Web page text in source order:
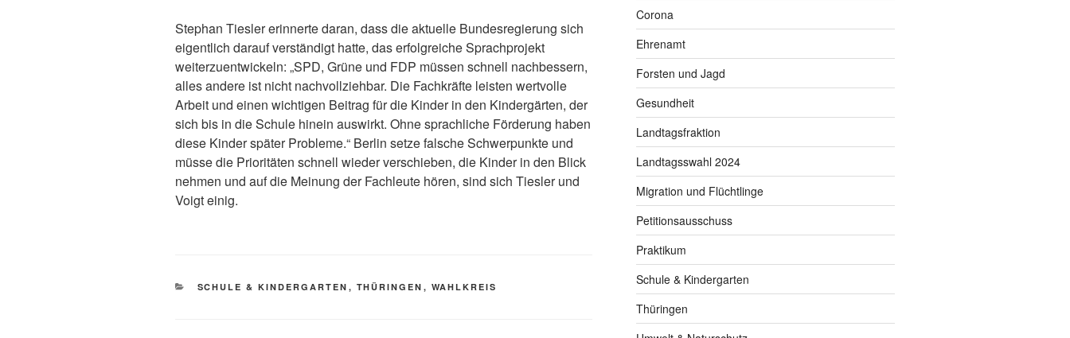
Stephan Tiesler erinnerte daran, dass die aktuelle Bundesregierung sich
eigentlich darauf verständigt hatte, das erfolgreiche Sprachprojekt
weiterzuentwickeln: „SPD, Grüne und FDP müssen schnell nachbessern,
alles andere ist nicht nachvollziehbar. Die Fachkräfte leisten wertvolle
Arbeit und einen wichtigen Beitrag für die Kinder in den Kindergärten, der
sich bis in die Schule hinein auswirkt. Ohne sprachliche Förderung haben
diese Kinder später Probleme.“ Berlin setze falsche Schwerpunkte und
müsse die Prioritäten schnell wieder verschieben, die Kinder in den Blick
nehmen und auf die Meinung der Fachleute hören, sind sich Tiesler und
Voigt einig.
KATEGORIEN
SCHULE & KINDERGARTEN , THÜRINGEN , WAHLKREIS
Corona
Ehrenamt
Forsten und Jagd
Gesundheit
Landtagsfraktion
Landtagsswahl 2024
Migration und Flüchtlinge
Petitionsausschuss
Praktikum
Schule & Kindergarten
Thüringen